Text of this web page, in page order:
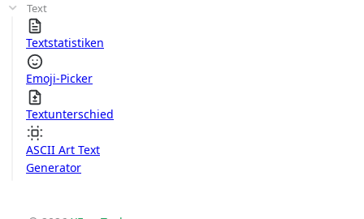
Text
Textstatistiken
Emoji-Picker
Textunterschied
ASCII Art Text
Generator